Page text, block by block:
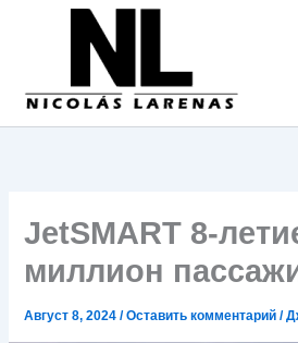
содержимому
JetSMART 8-
миллион
Август 8, 2024/Оставить комментарий /